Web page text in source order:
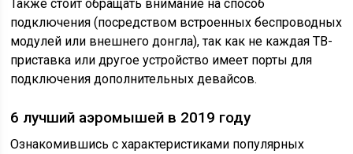
Также стоит обращать внимание на способ
подключения (посредством встроенных беспроводных
модулей или внешнего донгла), так как не каждая ТВ-
приставка или другое устройство имеет порты для
подключения дополнительных девайсов.
6 лучший аэромышей в 2019 году
Ознакомившись с характеристиками популярных